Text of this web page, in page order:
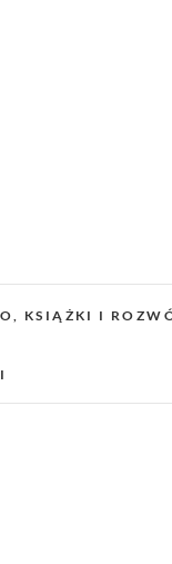
PROJEKTY
KSIĄŻKI I